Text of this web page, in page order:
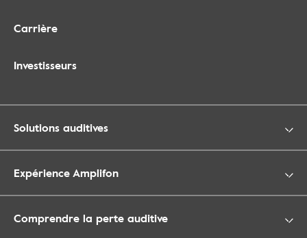
Carrière
Investisseurs
Solutions auditives
Expérience Amplifon
Comprendre la perte auditive